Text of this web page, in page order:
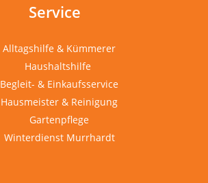
Service
Alltagshilfe & Kümmerer
Haushaltshilfe
Begleit- & Einkaufsservice
Hausmeister & Reinigung
Gartenpflege
Winterdienst Murrhardt